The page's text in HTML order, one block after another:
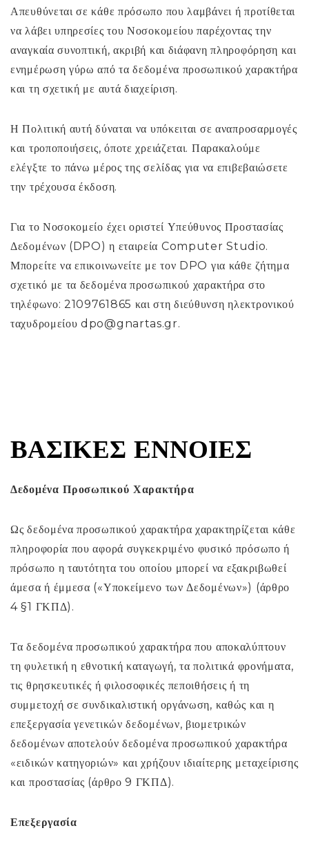
Απευθύνεται σε κάθε πρόσωπο που λαμβάνει ή προτίθεται
να λάβει υπηρεσίες του Νοσοκομείου παρέχοντας την
αναγκαία συνοπτική, ακριβή και διάφανη πληροφόρηση και
ενημέρωση γύρω από τα δεδομένα προσωπικού χαρακτήρα
και τη σχετική με αυτά διαχείριση.
Η Πολιτική αυτή δύναται να υπόκειται σε αναπροσαρμογές
και τροποποιήσεις, όποτε χρειάζεται. Παρακαλούμε
ελέγξτε το πάνω μέρος της σελίδας για να επιβεβαιώσετε
την τρέχουσα έκδοση.
Για το Νοσοκομείο έχει οριστεί Υπεύθυνος Προστασίας
Δεδομένων (DPO) η εταιρεία Computer Studio.
Μπορείτε να επικοινωνείτε με τον DPO για κάθε ζήτημα
σχετικό με τα δεδομένα προσωπικού χαρακτήρα στο
τηλέφωνο: 2109761865 και στη διεύθυνση ηλεκτρονικού
ταχυδρομείου dpo@gnartas.gr.
ΒΑΣΙΚΈΣ ΈΝΝΟΙΕΣ
Δεδομένα Προσωπικού Χαρακτήρα
Ως δεδομένα προσωπικού χαρακτήρα χαρακτηρίζεται κάθε
πληροφορία που αφορά συγκεκριμένο φυσικό πρόσωπο ή
πρόσωπο η ταυτότητα του οποίου μπορεί να εξακριβωθεί
άμεσα ή έμμεσα («Υποκείμενο των Δεδομένων») (άρθρο
4 §1 ΓΚΠΔ).
Τα δεδομένα προσωπικού χαρακτήρα που αποκαλύπτουν
τη φυλετική η εθνοτική καταγωγή, τα πολιτικά φρονήματα,
τις θρησκευτικές ή φιλοσοφικές πεποιθήσεις ή τη
συμμετοχή σε συνδικαλιστική οργάνωση, καθώς και η
επεξεργασία γενετικών δεδομένων, βιομετρικών
δεδομένων αποτελούν δεδομένα προσωπικού χαρακτήρα
«ειδικών κατηγοριών» και χρήζουν ιδιαίτερης μεταχείρισης
και προστασίας (άρθρο 9 ΓΚΠΔ).
Επεξεργασία